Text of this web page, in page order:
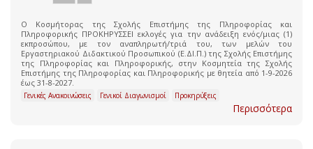
Ο Κοσμήτορας της Σχολής Επιστήμης της Πληροφορίας και
Πληροφορικής ΠΡΟΚΗΡΥΣΣΕΙ εκλογές για την ανάδειξη ενός/μιας (1)
εκπροσώπου, με τον αναπληρωτή/τριά του, των μελών του
Εργαστηριακού Διδακτικού Προσωπικού (Ε.ΔΙ.Π.) της Σχολής Επιστήμης
της Πληροφορίας και Πληροφορικής, στην Κοσμητεία της Σχολής
Επιστήμης της Πληροφορίας και Πληροφορικής με θητεία από 1-9-2026
έως 31-8-2027.
Γενικές Ανακοινώσεις Γενικοί Διαγωνισμοί Προκηρύξεις
Περισσότερα